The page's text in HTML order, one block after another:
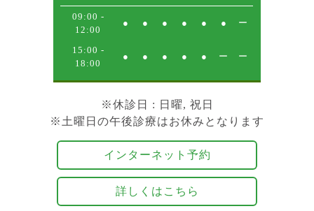
09:00 -
12:00
● ● ● ● ● ● ー
15:00 -
18:00
● ● ● ● ● ー ー
※休診日
: 日曜, 祝日
※土曜日の午後診療はお休みとなります
インターネット予約
詳しくはこちら